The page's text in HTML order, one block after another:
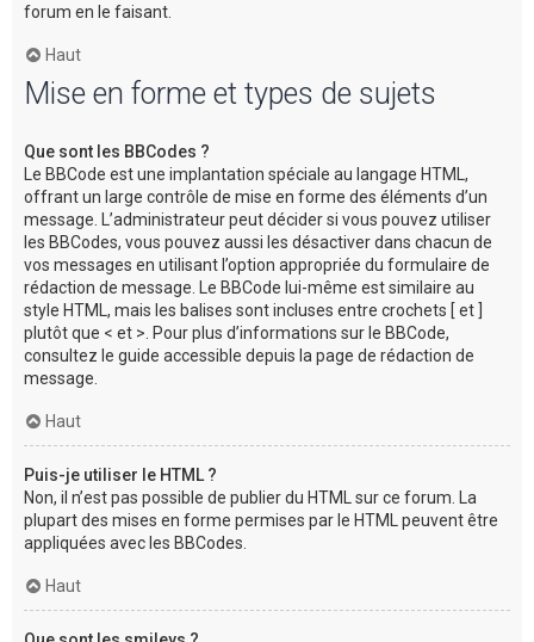
forum en le faisant.
Haut
Mise en forme et types de sujets
Que sont les BBCodes ?
Le BBCode est une implantation spéciale au langage HTML,
offrant un large contrôle de mise en forme des éléments d’un
message. L’administrateur peut décider si vous pouvez utiliser
les BBCodes, vous pouvez aussi les désactiver dans chacun de
vos messages en utilisant l’option appropriée du formulaire de
rédaction de message. Le BBCode lui-même est similaire au
style HTML, mais les balises sont incluses entre crochets [ et ]
plutôt que < et >. Pour plus d’informations sur le BBCode,
consultez le guide accessible depuis la page de rédaction de
message.
Haut
Puis-je utiliser le HTML ?
Non, il n’est pas possible de publier du HTML sur ce forum. La
plupart des mises en forme permises par le HTML peuvent être
appliquées avec les BBCodes.
Haut